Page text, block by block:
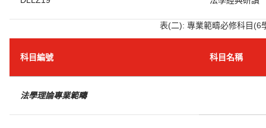
表(二): 專業範疇必修科目(6
科目編號 科目名稱
法學理論專業範疇